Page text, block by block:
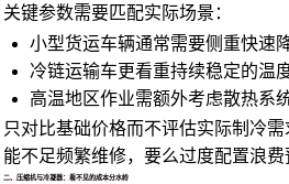
关键参数需要匹配实际场景：
小型货运车辆通常需要侧重快速
冷链运输车更看重持续稳定的温
高温地区作业需额外考虑散热系
只对比基础价格而不评估实际制冷
能不足频繁维修，要么过度配置浪费
二、压缩机与冷凝器：看不见的成本分水岭